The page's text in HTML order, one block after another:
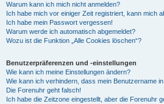
Warum kann ich mich nicht anmelden?
Ich habe mich vor einiger Zeit registriert, kann mich
Ich habe mein Passwort vergessen!
Warum werde ich automatisch abgemeldet?
Wozu ist die Funktion „Alle Cookies löschen“?
Benutzerpräferenzen und -einstellungen
Wie kann ich meine Einstellungen ändern?
Wie kann ich verhindern, dass mein Benutzername
Die Forenuhr geht falsch!
Ich habe die Zeitzone eingestellt, aber die Forenuhr